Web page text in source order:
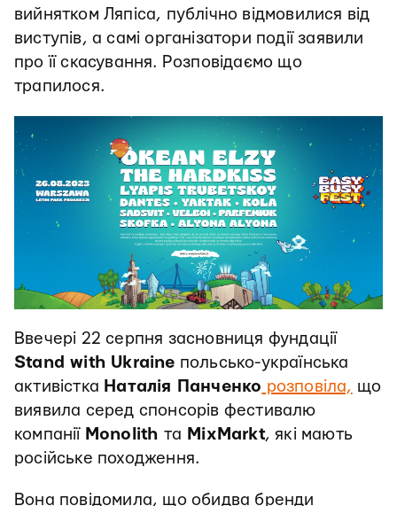
вийнятком Ляпіса, публічно відмовилися від
виступів, а самі організатори події заявили
про її скасування. Розповідаємо що
трапилося.
Ввечері 22 серпня засновниця фундації
Stand with Ukraine польсько-українська
активістка Наталія Панченко розповіла, що
виявила серед спонсорів фестивалю
компанії Monolith та MixMarkt, які мають
російське походження.
Вона повідомила, що обидва бренди